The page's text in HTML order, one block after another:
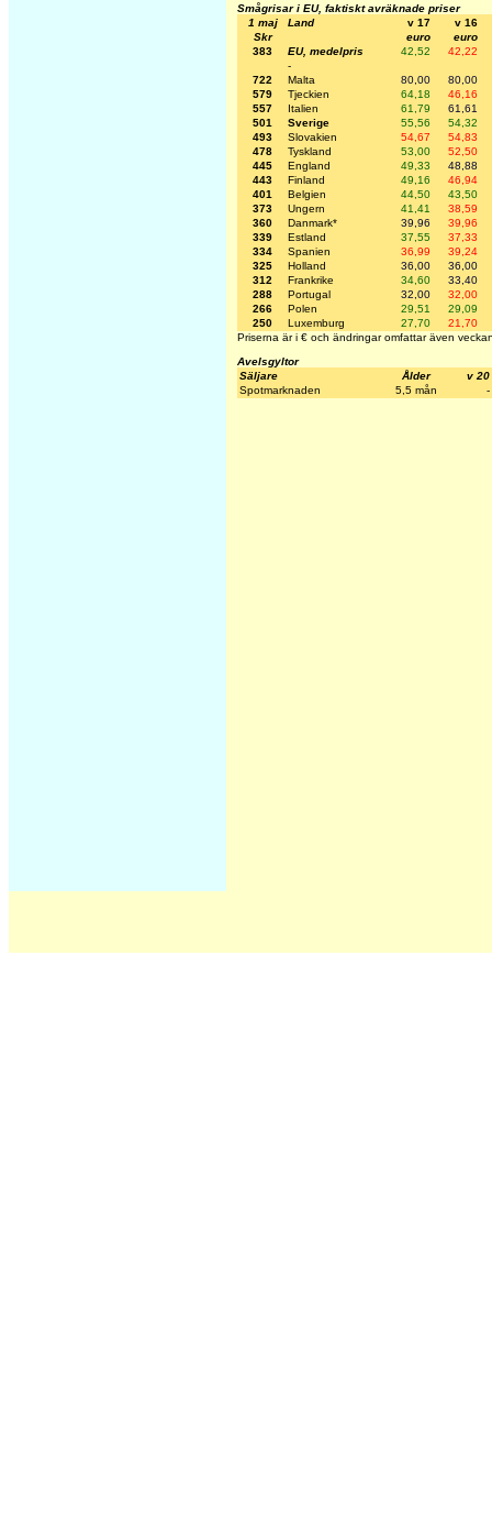
Smågrisar i EU, faktiskt avräknade priser
1 maj
Land v 17
v 16
Skr
euro
euro
383
EU, medelpris 42,52
42,22
-
722
Malta 80,00
80,00
579
Tjeckien 64,18
46,16
557
Italien 61,79
61,61
501
Sverige 55,56
54,32
493
Slovakien 54,67
54,83
478
Tyskland 53,00
52,50
445
England 49,33
48,88
443
Finland 49,16
46,94
401
Belgien 44,50
43,50
373
Ungern 41,41
38,59
360
Danmark* 39,96
39,96
339
Estland 37,55
37,33
334
Spanien 36,99
39,24
325
Holland 36,00
36,00
312
Frankrike 34,60
33,40
288
Portugal 32,00
32,00
266
Polen 29,51
29,09
250
Luxemburg 27,70
21,70
Priserna är i € och ändringar omfattar även
Avelsgyltor
Säljare
Ålder
v 20
Spotmarknaden
5,5 mån -